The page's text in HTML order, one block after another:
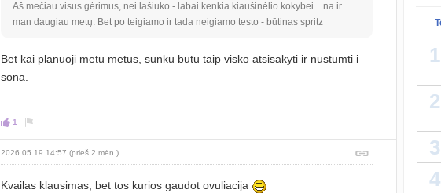
Aš mečiau visus gėrimus, nei lašiuko - labai kenkia kiaušinėlio kokybei... na ir
man daugiau metų. Bet po teigiamo ir tada neigiamo testo - būtinas spritz
Bet kai planuoji metu metus, sunku butu taip visko atsisakyti ir nustumti i
sona.
1
2026.05.19 14:57 (prieš 2 mėn.)
Kvailas klausimas, bet tos kurios gaudot ovuliacija
1
2
3
4